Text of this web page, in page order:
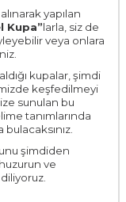
yapılan
Kupa”larla, siz de
veya onlara
kupalar, şimdi
keşfedilmeyi
sunulan bu
tanımlarında
şimdiden
ve